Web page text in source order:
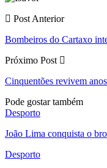
Post Anterior
Bombeiros do Cartaxo
Próximo Post
Cinquentões revivem
Pode gostar também
Desporto
João Lima conquista o
Desporto